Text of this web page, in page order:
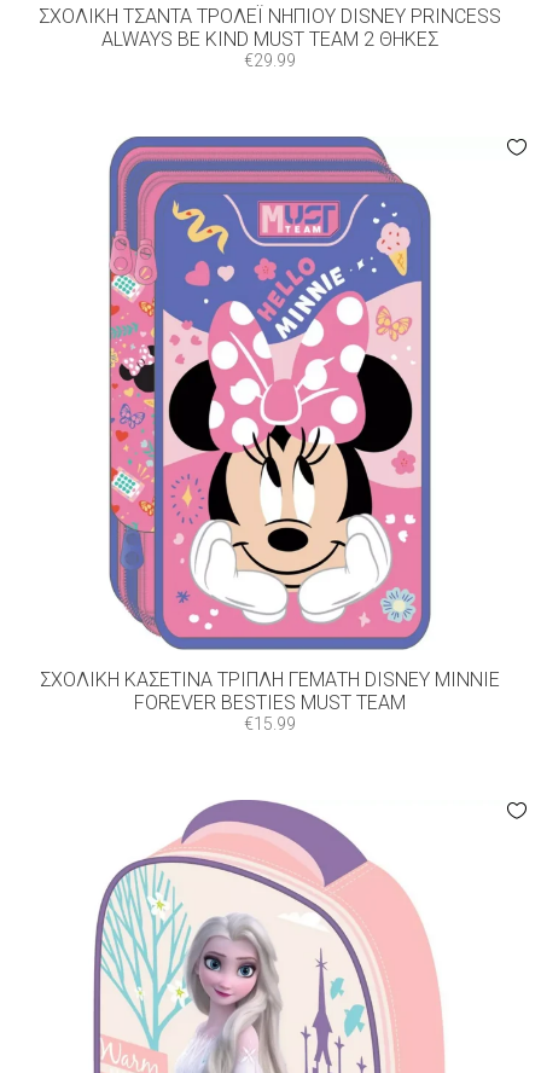
ΣΧΟΛΙΚΉ ΤΣΆΝΤΑ ΤΡΌΛΕΪ ΝΗΠΊΟΥ DISNEY PRINCESS
ALWAYS BE KIND MUST TEAM 2 ΘΉΚΕΣ
€29.99
ΣΧΟΛΙΚΉ ΚΑΣΕΤΊΝΑ ΤΡΙΠΛΉ ΓΕΜΆΤΗ DISNEY MINNIE
FOREVER BESTIES MUST TEAM
€15.99